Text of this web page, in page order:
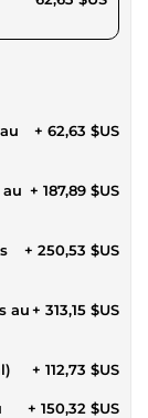
+ 62,63 $US
+ 187,89 $US
+ 250,53 $US
au+ 313,15 $US
+ 112,73 $US
+ 150,32 $US